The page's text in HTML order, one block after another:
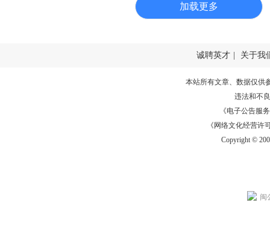
加载更多
诚聘英才 | 关于我
本站所有文章、数据仅供
违法和不
《电子公告服务
《网络文化经营许
Copyright ©
闽